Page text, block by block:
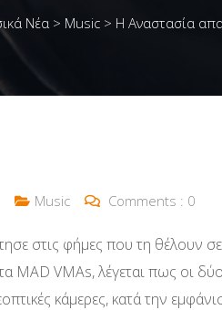
Νέα > Music > Η Αναστασία
Music Comments : 0
στις φήμες που τη θέλουν
ΜΑD VMAs, λέγεται πως οι
κάμερες, κατά την